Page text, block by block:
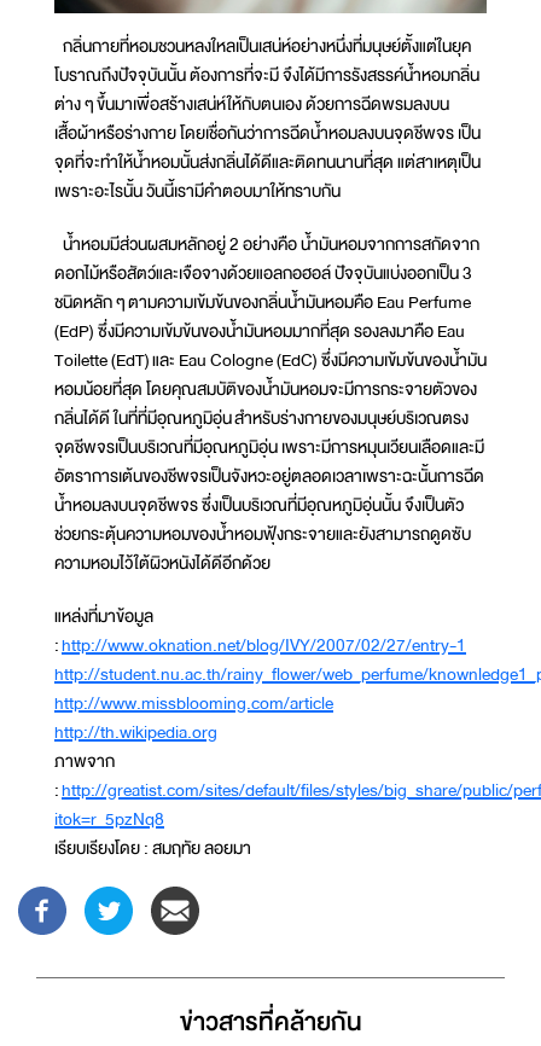
กลิ่นกายที่หอมชวนหลงใหลเป็นเสน่ห์อย่างหนึ่งที่มนุษย์ตั้งแต่ในยุค
โบราณถึงปัจจุบันนั้น ต้องการที่จะมี จึงได้มีการรังสรรค์น้ำหอมกลิ่น
ต่าง ๆ ขึ้นมาเพื่อสร้างเสน่ห์ให้กับตนเอง ด้วยการฉีดพรมลงบน
เสื้อผ้าหรือร่างกาย โดยเชื่อกันว่าการฉีดน้ำหอมลงบนจุดชีพจร เป็น
จุดที่จะทำให้น้ำหอมนั้นส่งกลิ่นได้ดีและติดทนนานที่สุด แต่สาเหตุเป็น
เพราะอะไรนั้น วันนี้เรามีคำตอบมาให้ทราบกัน
น้ำหอมมีส่วนผสมหลักอยู่ 2 อย่างคือ น้ำมันหอมจากการสกัดจาก
ดอกไม้หรือสัตว์และเจือจางด้วยแอลกอฮอล์ ปัจจุบันแบ่งออกเป็น 3
ชนิดหลัก ๆ ตามความเข้มข้นของกลิ่นน้ำมันหอมคือ Eau Perfume
(EdP) ซึ่งมีความเข้มข้นของน้ำมันหอมมากที่สุด รองลงมาคือ Eau
Toilette (EdT) และ Eau Cologne (EdC) ซึ่งมีความเข้มข้นของน้ำมัน
หอมน้อยที่สุด โดยคุณสมบัติของน้ำมันหอมจะมีการกระจายตัวของ
กลิ่นได้ดี ในที่ที่มีอุณหภูมิอุ่น สำหรับร่างกายของมนุษย์บริเวณตรง
จุดชีพจรเป็นบริเวณที่มีอุณหภูมิอุ่น เพราะมีการหมุนเวียนเลือดและมี
อัตราการเต้นของชีพจรเป็นจังหวะอยู่ตลอดเวลาเพราะฉะนั้นการฉีด
น้ำหอมลงบนจุดชีพจร ซึ่งเป็นบริเวณที่มีอุณหภูมิอุ่นนั้น จึงเป็นตัว
ช่วยกระตุ้นความหอมของน้ำหอมฟุ้งกระจายและยังสามารถดูดซับ
ความหอมไว้ใต้ผิวหนังได้ดีอีกด้วย
แหล่งที่มาข้อมูล
:http://www.oknation.net/blog/IVY/2007/02/27/entry-1
http://student.nu.ac.th/rainy_flower/web_perfume/
http://www.missblooming.com/article
http://th.wikipedia.org
ภาพจาก
:http://greatist.com/sites/default/files/styles/big_share/public/
itok=r_5pzNq8
เรียบเรียงโดย : สมฤทัย ลอยมา
ข่าวสารที่่คล้ายกัน